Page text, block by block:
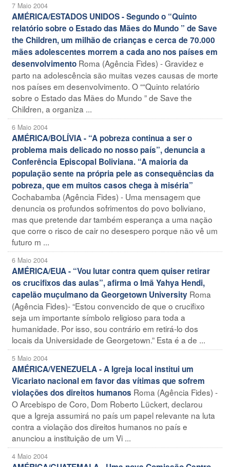
7 Maio 2004
AMÉRICA/ESTADOS UNIDOS - Segundo o “Quinto
relatório sobre o Estado das Mães do Mundo ” de Save
the Children, um milhão de crianças e cerca de 70.000
mães adolescentes morrem a cada ano nos países em
desenvolvimento Roma (Agência Fides) - Gravidez e
parto na adolescência são muitas vezes causas de morte
nos países em desenvolvimento. O ““Quinto relatório
sobre o Estado das Mães do Mundo ” de Save the
Children, a organiza ...
6 Maio 2004
AMÉRICA/BOLÍVIA - “A pobreza continua a ser o
problema mais delicado no nosso país”, denuncia a
Conferência Episcopal Boliviana. “A maioria da
população sente na própria pele as consequências da
pobreza, que em muitos casos chega à miséria”
Cochabamba (Agência Fides) - Uma mensagem que
denuncia os profundos sofrimentos do povo boliviano,
mas que pretende dar também esperança a uma nação
que corre o risco de cair no desespero porque não vê um
futuro m ...
6 Maio 2004
AMÉRICA/EUA - “Vou lutar contra quem quiser retirar
os crucifixos das aulas”, afirma o Imã Yahya Hendi,
capelão muçulmano da Georgetown University Roma
(Agência Fides)- “Estou convencido de que o crucifixo
seja um importante símbolo religioso para toda a
humanidade. Por isso, sou contrário em retirá-lo dos
locais da Universidade de Georgetown.” Esta é a de ...
5 Maio 2004
AMÉRICA/VENEZUELA - A Igreja local institui um
Vicariato nacional em favor das vítimas que sofrem
violações dos direitos humanos Roma (Agência Fides) -
O Arcebispo de Coro, Dom Roberto Lückert, declarou
que a Igreja assumirá no país um papel relevante na luta
contra a violação dos direitos humanos no país e
anunciou a instituição de um Vi ...
4 Maio 2004